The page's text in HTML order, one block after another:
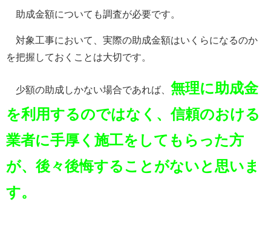
助成金額についても調査が必要です。
対象工事において、実際の助成金額はいくらになるのか
を把握しておくことは大切です。
少額の助成しかない場合であれば、 無理に助成金
を利用するのではなく、信頼のおける
業者に手厚く施工をしてもらった方
が、後々後悔することがないと思いま
す。